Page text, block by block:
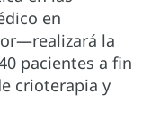
en
la
pacientes a fin
crioterapia y